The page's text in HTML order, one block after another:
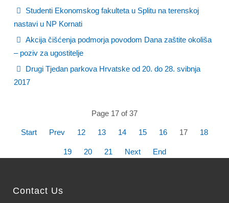
Studenti Ekonomskog fakulteta u Splitu na terenskoj
nastavi u NP Kornati
Akcija čišćenja podmorja povodom Dana zaštite okoliša
– poziv za ugostitelje
Drugi Tjedan parkova Hrvatske od 20. do 28. svibnja
2017
Page 17 of 37
Start Prev 12 13 14 15 16 17 18
19 20 21 Next End
Contact Us